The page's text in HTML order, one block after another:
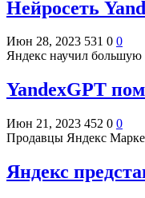
Нейросеть
Июн 28, 2023 531 0 0
Яндекс научил большую
YandexGPT
Июн 21, 2023 452 0 0
Продавцы Яндекс
Яндекс